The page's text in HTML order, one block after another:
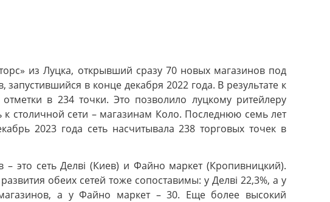
из Луцка, открывший сразу 70 новых магазинов под
в конце декабря 2022 года. В результате к
в 234 точки. Это позволило луцкому ритейлеру
столичной сети – магазинам Коло. Последнюю семь лет
2023 года сеть насчитывала 238 торговых точек в
это сеть Делві (Киев) и Файно маркет (Кропивницкий).
обеих сетей тоже сопоставимы: у Делві 22,3%, а у
а у Файно маркет – 30. Еще более высокий